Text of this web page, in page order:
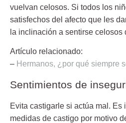
vuelvan celosos. Si todos los
satisfechos del afecto que les
la inclinación a sentirse celosos
Artículo relacionado:
– Hermanos, ¿por qué siempre
Sentimientos de
Evita castigarle si actúa mal. Es
medidas de castigo por motivo